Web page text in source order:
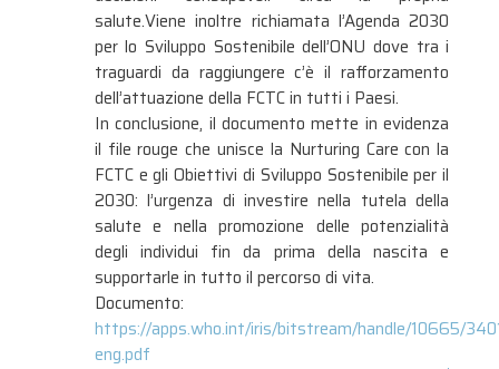
salute.Viene inoltre richiamata l’Agenda 2030
per lo Sviluppo Sostenibile dell’ONU dove tra i
traguardi da raggiungere c’è il rafforzamento
dell’attuazione della FCTC in tutti i Paesi.
In conclusione, il documento mette in evidenza
il file rouge che unisce la Nurturing Care con la
FCTC e gli Obiettivi di Sviluppo Sostenibile per il
2030: l’urgenza di investire nella tutela della
salute e nella promozione delle potenzialità
degli individui fin da prima della nascita e
supportarle in tutto il percorso di vita.
Documento:
https://apps.who.int/iris/bitstream/handle/10665/
eng.pdf